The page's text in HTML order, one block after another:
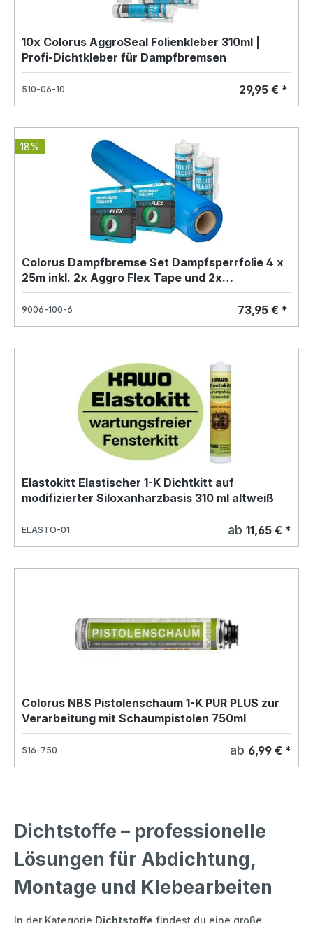
10x Colorus AggroSeal Folienkleber 310ml |
Profi-Dichtkleber für Dampfbremsen
510-06-10 29,95 € *
18%
Colorus Dampfbremse Set Dampfsperrfolie 4 x
25m inkl. 2x Aggro Flex Tape und 2x
Folienkleber für 100m² | Dampfbremsfolie
Dampfsperre mit Klebeband für Dampfsperre
und Dampfsperre Kleber Dachfolie
9006-100-6 73,95 € *
Elastokitt Elastischer 1-K Dichtkitt auf
modifizierter Siloxanharzbasis 310 ml altweiß
ELASTO-01 ab 11,65 € *
Colorus NBS Pistolenschaum 1-K PUR PLUS zur
Verarbeitung mit Schaumpistolen 750ml
516-750 ab 6,99 € *
Dichtstoffe – professionelle
Lösungen für Abdichtung,
Montage und Klebearbeiten
In der Kategorie Dichtstoffe findest du eine große